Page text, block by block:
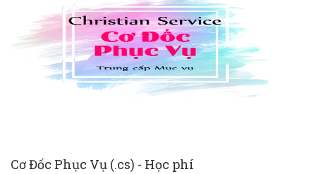
Cơ Đốc Phục Vụ (.cs) - Học phí